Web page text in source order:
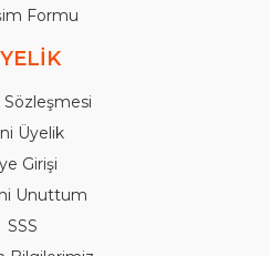
Formu
Sözleşmesi
Üyelik
Girişi
Unuttum
SSS